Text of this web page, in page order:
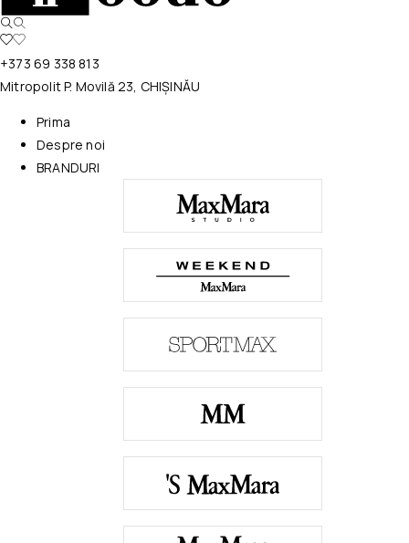
+373 69 338 813
Mitropolit P. Movilă 23, CHIȘINĂU
Prima
Despre noi
BRANDURI